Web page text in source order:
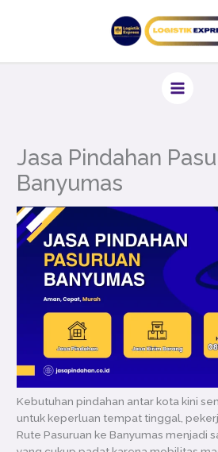
Jasa Pindahan
Banyumas
Kebutuhan pindahan antar kota kini
untuk keperluan tempat tinggal,
Rute Pasuruan ke Banyumas menjadi